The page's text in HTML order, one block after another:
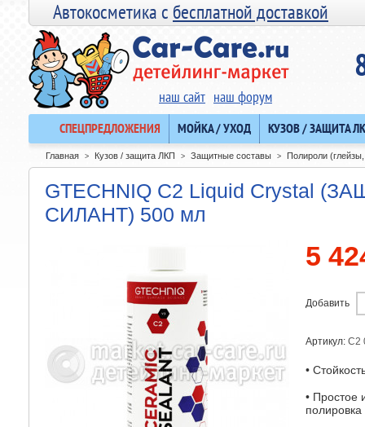
Автокосметика сбесплатной доставкой
наш сайт наш форум
СПЕЦПРЕДЛОЖЕНИЯ МОЙКА / УХОД КУЗОВ / ЗАЩИТА
Главная > Кузов / защита ЛКП > Защитные составы > Полироли
GTECHNIQ C2 Liquid Crystal
СИЛАНТ) 500 мл
5
Добавить
Артикул: C2
•
• Простое
полировка